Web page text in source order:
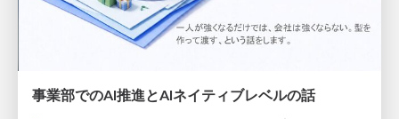
事業部でのAI推進とAIネイティブレベルの話